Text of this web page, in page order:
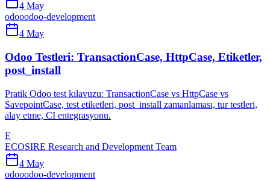
4 May
odooodoo-development
4 May
Odoo Testleri: TransactionCase, HttpCase, Etiketler,
post_install
Pratik Odoo test kılavuzu: TransactionCase vs HttpCase vs
SavepointCase, test etiketleri, post_install zamanlaması, tur testleri,
alay etme, CI entegrasyonu.
E
ECOSIRE Research and Development Team
4 May
odooodoo-development